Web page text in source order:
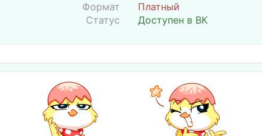
Формат
Платный
Статус
Доступен в ВК